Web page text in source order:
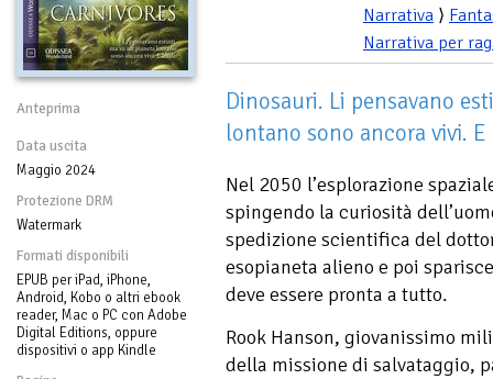
Anteprima
Data uscita
Maggio 2024
Protezione DRM
Watermark
Formati disponibili
EPUB per iPad, iPhone,
Android, Kobo o altri ebook
reader, Mac o PC con Adobe
Digital Editions, oppure
dispositivi o app Kindle
Narrativa ⟩
Narrativa per
Dinosauri. Li pensavano
lontano sono ancora vivi.
Nel 2050 l’esplorazione
spingendo la curiosità
spedizione scientifica del
esopianeta alieno e poi
deve essere pronta a tutto.
Rook Hanson, giovanissimo
della missione di salvataggio,